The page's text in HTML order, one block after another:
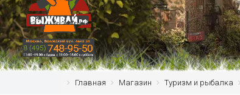
Главная Магазин Туризм и рыбалка